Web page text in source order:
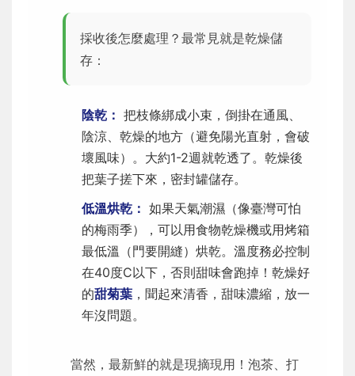
採收後怎麼處理？最常見就是乾燥儲
存：
陰乾： 把枝條綁成小束，倒掛在通風、
陰涼、乾燥的地方（避免陽光直射，會破
壞風味）。大約1-2週就乾透了。乾燥後
把葉子搓下來，密封罐儲存。
低溫烘乾： 如果天氣潮濕（像臺灣可怕
的梅雨季），可以用食物乾燥機或用烤箱
最低溫（門要開縫）烘乾。溫度務必控制
在40度C以下，否則甜味會跑掉！乾燥好
的甜菊葉 ，聞起來清香，甜味濃縮，放一
年沒問題。
當然，最新鮮的就是現摘現用！泡茶、打